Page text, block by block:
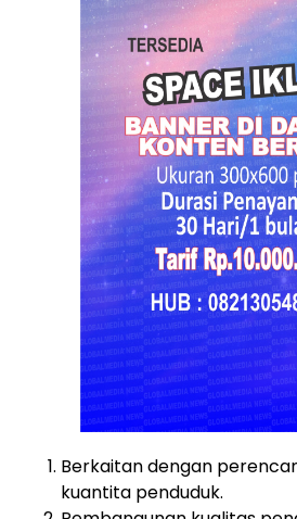
Berkaitan dengan
kuantita penduduk.